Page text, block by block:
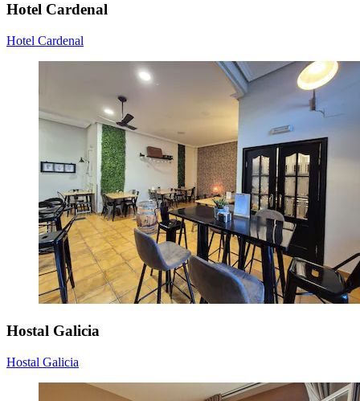
Hotel Cardenal
Hotel Cardenal
Hostal Galicia
Hostal Galicia